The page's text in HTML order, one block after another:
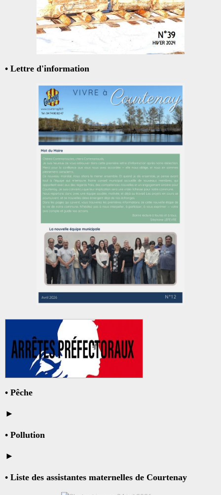
• Lettre d'information
• Pêche
►
• Pollution
►
• Liste des assistantes maternelles de Courtenay